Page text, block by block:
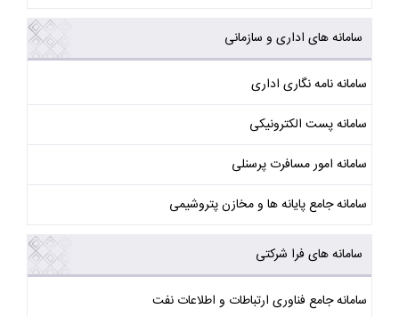
سامانه های اداری و سازمانی
سامانه نامه نگاری اداری
سامانه پست الکترونیکی
سامانه امور مسافرت پرسنلی
سامانه جامع پایانه ها و مخازن پتروشیمی
سامانه های فرا شرکتی
سامانه جامع فناوری ارتباطات و اطلاعات نفت